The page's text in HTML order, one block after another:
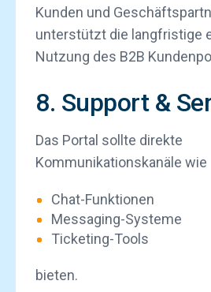
Kunden und
unterstützt die langfristige
Nutzung des B2B
8. Support &
Das Portal sollte direkte
Kommunikationskanäle wie
Chat-Funktionen
Messaging-Systeme
Ticketing-Tools
bieten.